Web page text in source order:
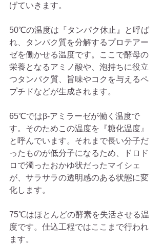
げていきます。
50℃の温度は『タンパク休止』と呼ば
れ、タンパク質を分解するプロテアー
ゼを働かせる温度です。ここで酵母の
栄養となるアミノ酸や、泡持ちに役立
つタンパク質、旨味やコクを与えるペ
プチドなどが生成されます。
65℃ではβ-アミラーゼが働く温度で
す。そのためこの温度を『糖化温度』
と呼んでいます。それまで長い分子だ
ったものが低分子になるため、ドロド
ロで濁ったおかゆ状だったマイシェ
が、サラサラの透明感のある状態に変
化します。
75℃はほとんどの酵素を失活させる温
度です。仕込工程ではここまで行われ
ます。